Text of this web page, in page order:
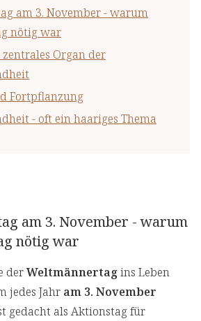
am 3. November - warum
nötig war
zentrales Organ der
Fortpflanzung
- oft ein haariges Thema
am 3. November - warum
nötig war
derWeltmännertagins Leben
jedes Jahr am 3. November
gedacht als Aktionstag für